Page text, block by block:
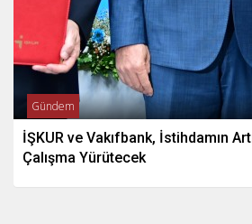
Gündem
İŞKUR ve Vakıfbank, İstihdamın
Çalışma Yürütecek